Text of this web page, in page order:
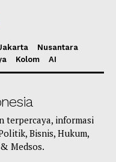
Nusantara
Kolom AI
terpercaya, informasi
Bisnis, Hukum,
Medsos.